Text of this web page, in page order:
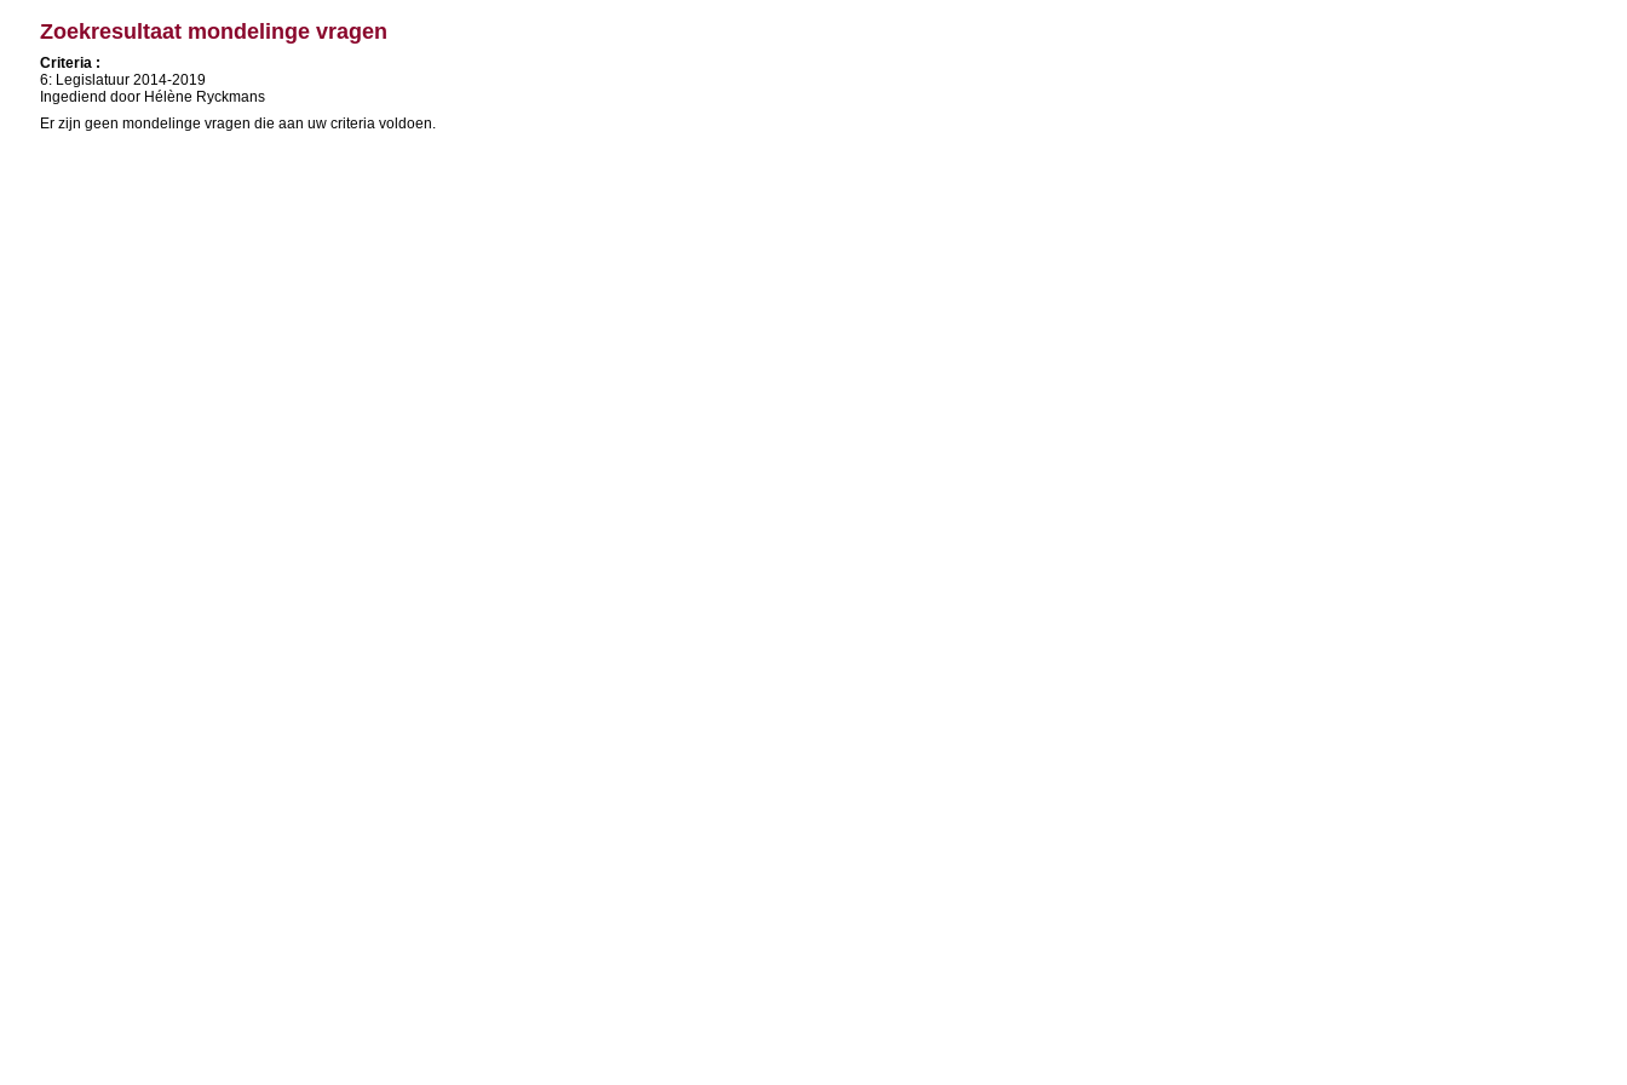
Zoekresultaat mondelinge vragen
Criteria :
6: Legislatuur 2014-2019
Ingediend door Hélène Ryckmans
Er zijn geen mondelinge vragen die aan uw criteria voldoen.